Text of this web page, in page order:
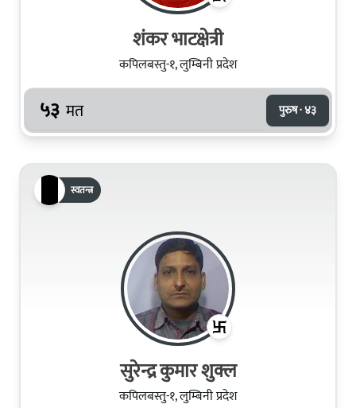
शंकर भाटक्षेत्री
कपिलबस्तु-१, लुम्बिनी प्रदेश
५३ मत पुरुष · ४३
स्वतन्त्र
सुरेन्द्र कुमार शुक्ल
कपिलबस्तु-१, लुम्बिनी प्रदेश